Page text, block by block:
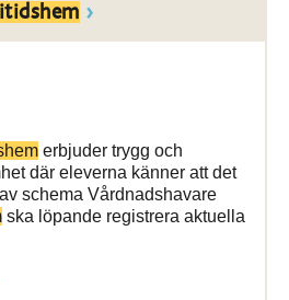
erbjuder trygg och
där eleverna känner att det
schema Vårdnadshavare
ska löpande registrera aktuella